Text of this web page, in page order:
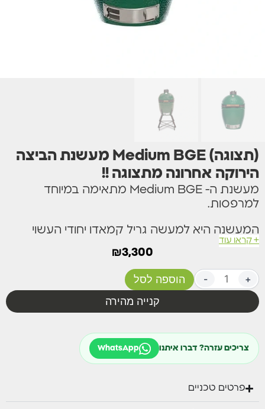
(תצוגה) Medium BGE מעשנת הביצה
הירוקה אחרונה מתצוגה !!
מעשנת ה- Medium BGE מתאימה במיוחד
למרפסות.
המעשנה היא למעשה גריל קמאדו יחודי העשוי
קרמיקה באיכות הגבוהה ביותר שקיימת היום.
Green Egg טכנולוגיה ייחודית שתורמת לשימור
טעמי המזון הטבעיים ועסיסיותם לאחר הצלייה.
ציפוי פורצלן קבוע שנועד על מנת לשמר את הצבע הירוק
הייחודי לחברה – החותמת של Big Green Egg.
+ קראו עוד
₪3,300
- +
הוספה לסל
קנייה מהירה
צריכים עזרה? דברו איתנו WhatsApp
פרטים טכניים